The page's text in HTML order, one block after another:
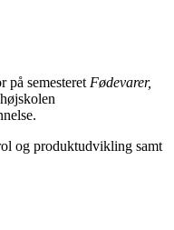
på semesteret Fødevarer,
og produktudvikling samt